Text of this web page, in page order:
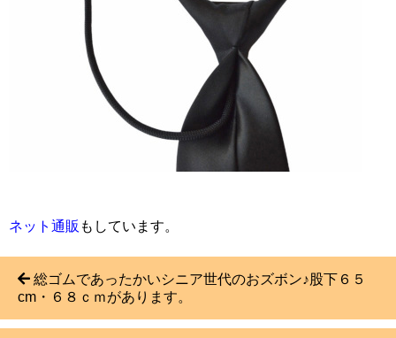
ネット通販 もしています。
総ゴムであったかいシニア世代のおズボン♪股下６５
cm・６８ｃｍがあります。